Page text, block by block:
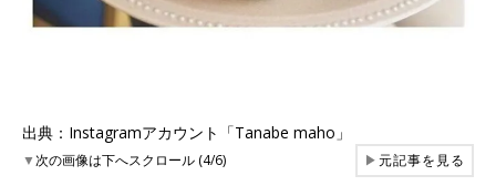
出典：Instagramアカウント「Tanabe maho」
▼次の画像は下へスクロール (4/6) ▶元記事を見る